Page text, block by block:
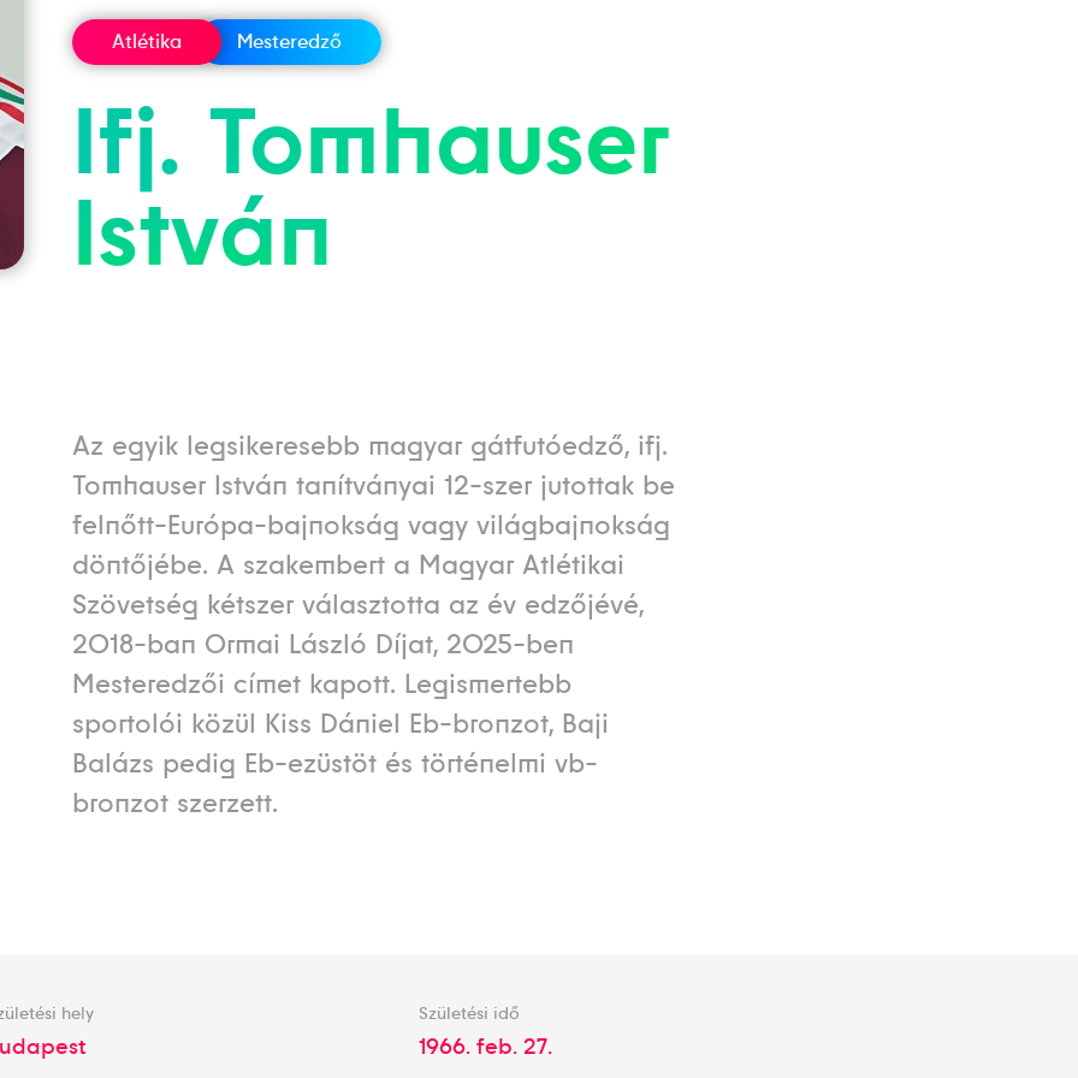
Atlétika Mesteredző
Ifj. Tomhauser
István
Az egyik legsikeresebb magyar gátfutóedző, ifj.
Tomhauser István tanítványai 12-szer jutottak be
felnőtt-Európa-bajnokság vagy világbajnokság
döntőjébe. A szakembert a Magyar Atlétikai
Szövetség kétszer választotta az év edzőjévé,
2018-ban Ormai László Díjat, 2025-ben
Mesteredzői címet kapott. Legismertebb
sportolói közül Kiss Dániel Eb-bronzot, Baji
Balázs pedig Eb-ezüstöt és történelmi vb-
bronzot szerzett.
hely Születési idő
1966. feb. 27.